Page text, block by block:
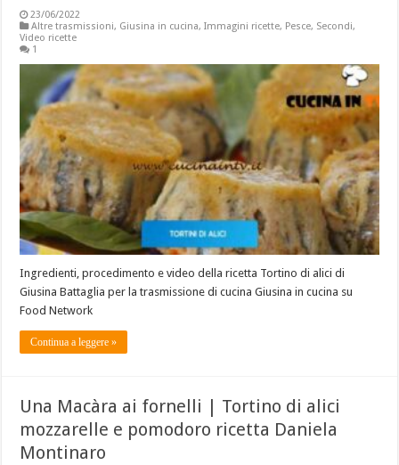
23/06/2022
Altre trasmissioni, Giusina in cucina,Immagini ricette, Pesce, Secondi,
Video ricette
1
Ingredienti, procedimento e video della ricetta Tortino di alici di
Giusina Battaglia per la trasmissione di cucina Giusina in cucina su
Food Network
Continua a leggere »
Una Macàra ai fornelli | Tortino di alici
mozzarelle e pomodoro ricetta Daniela
Montinaro